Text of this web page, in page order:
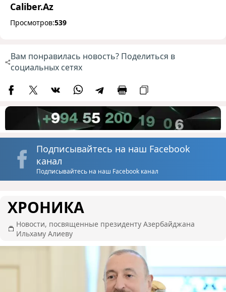
Caliber.Az
Просмотров:539
Вам понравилась новость? Поделиться в
социальных сетях
Подписывайтесь на наш Facebook
канал
Подписывайтесь на наш Facebook канал
ХРОНИКА
Новости, посвященные президенту Азербайджана
Ильхаму Алиеву